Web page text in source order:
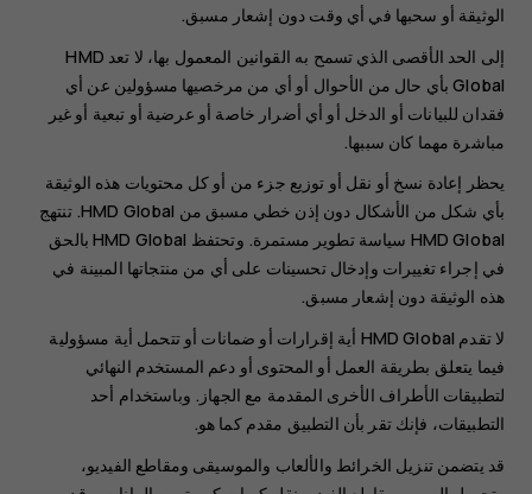
الوثيقة أو سحبها في أي وقت دون إشعار مسبق.
إلى الحد الأقصى الذي تسمح به القوانين المعمول بها، لا تعد HMD
Global بأي حال من الأحوال أو أي من مرخصيها مسؤولين عن أي
فقدان للبيانات أو الدخل أو أي أضرار خاصة أو عرضية أو تبعية أو غير
مباشرة مهما كان سببها.
يحظر إعادة نسخ أو نقل أو توزيع جزء من أو كل محتويات هذه الوثيقة
بأي شكل من الأشكال دون إذن خطي مسبق من HMD Global. تنتهج
HMD Global سياسة تطوير مستمرة. وتحتفظ HMD Global بالحق
في إجراء تغييرات وإدخال تحسينات على أي من منتجاتها المبينة في
هذه الوثيقة دون إشعار مسبق.
لا تقدم HMD Global أية إقرارات أو ضمانات أو تتحمل أية مسؤولية
فيما يتعلق بطريقة العمل أو المحتوى أو دعم المستخدم النهائي
لتطبيقات الأطراف الأخرى المقدمة مع الجهاز. وباستخدام أحد
التطبيقات، فإنك تقر بأن التطبيق مقدم كما هو.
قد يتضمن تنزيل الخرائط والألعاب والموسيقى ومقاطع الفيديو،